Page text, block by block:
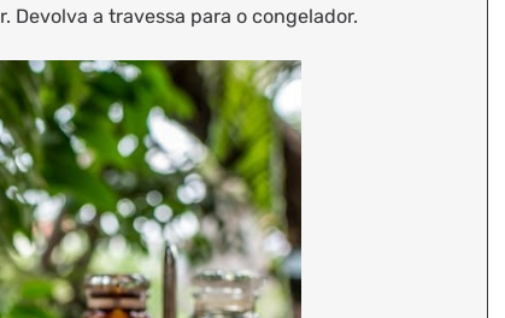
Devolva a travessa para o congelador.